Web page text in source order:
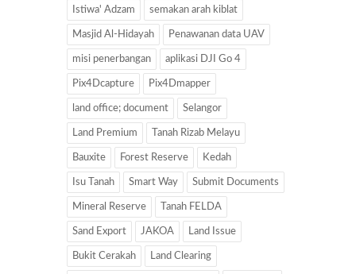
Istiwa' Adzam semakan arah kiblat
Masjid Al-Hidayah Penawanan data UAV
misi penerbangan aplikasi DJI Go 4
Pix4Dcapture Pix4Dmapper
land office; document Selangor
Land Premium Tanah Rizab Melayu
Bauxite Forest Reserve Kedah
Isu Tanah Smart Way Submit Documents
Mineral Reserve Tanah FELDA
Sand Export JAKOA Land Issue
Bukit Cerakah Land Clearing